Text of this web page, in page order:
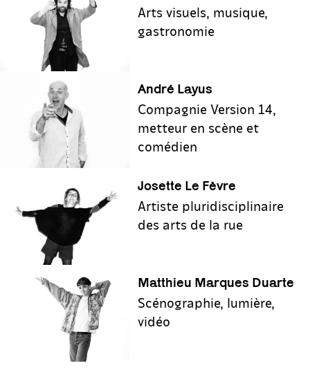
Arts visuels, musique,
gastronomie
André Layus
Compagnie Version 14,
metteur en scène et
comédien
Josette Le Fèvre
Artiste pluridisciplinaire
des arts de la rue
Matthieu Marques Duarte
Scénographie, lumière,
vidéo